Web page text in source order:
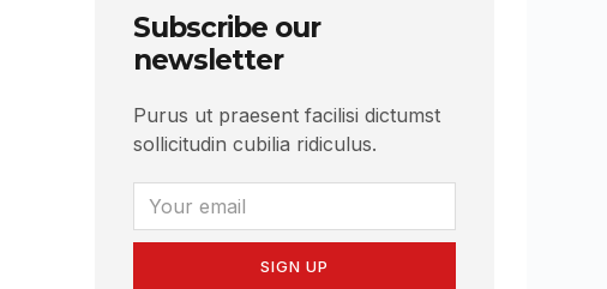
Subscribe our
newsletter
Purus ut praesent facilisi dictumst
sollicitudin cubilia ridiculus.
SIGN UP